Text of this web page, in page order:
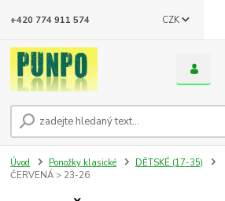
CZK
+420 774 911 574
Úvod Ponožky klasické DĚTSKÉ (17-35)
ČERVENÁ > 23-26